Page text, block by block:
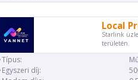
Local
Starlink
területén.
Típus:
Egyszeri díj: